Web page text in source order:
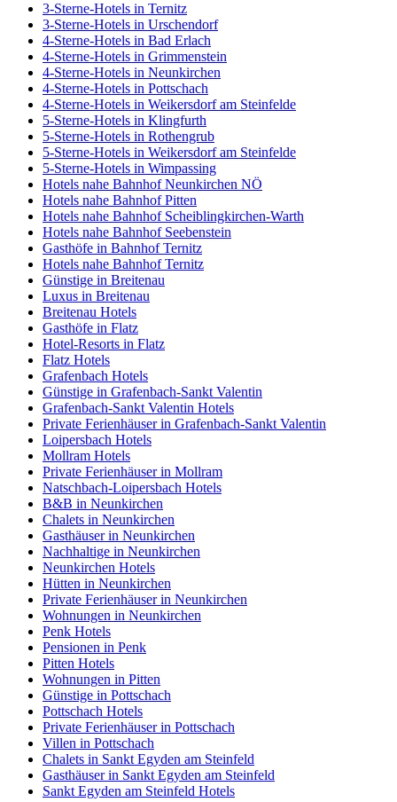
3-Sterne-Hotels in Ternitz
3-Sterne-Hotels in Urschendorf
4-Sterne-Hotels in Bad Erlach
4-Sterne-Hotels in Grimmenstein
4-Sterne-Hotels in Neunkirchen
4-Sterne-Hotels in Pottschach
4-Sterne-Hotels in Weikersdorf am Steinfelde
5-Sterne-Hotels in Klingfurth
5-Sterne-Hotels in Rothengrub
5-Sterne-Hotels in Weikersdorf am Steinfelde
5-Sterne-Hotels in Wimpassing
Hotels nahe Bahnhof Neunkirchen NÖ
Hotels nahe Bahnhof Pitten
Hotels nahe Bahnhof Scheiblingkirchen-Warth
Hotels nahe Bahnhof Seebenstein
Gasthöfe in Bahnhof Ternitz
Hotels nahe Bahnhof Ternitz
Günstige in Breitenau
Luxus in Breitenau
Breitenau Hotels
Gasthöfe in Flatz
Hotel-Resorts in Flatz
Flatz Hotels
Grafenbach Hotels
Günstige in Grafenbach-Sankt Valentin
Grafenbach-Sankt Valentin Hotels
Private Ferienhäuser in Grafenbach-Sankt Valentin
Loipersbach Hotels
Mollram Hotels
Private Ferienhäuser in Mollram
Natschbach-Loipersbach Hotels
B&B in Neunkirchen
Chalets in Neunkirchen
Gasthäuser in Neunkirchen
Nachhaltige in Neunkirchen
Neunkirchen Hotels
Hütten in Neunkirchen
Private Ferienhäuser in Neunkirchen
Wohnungen in Neunkirchen
Penk Hotels
Pensionen in Penk
Pitten Hotels
Wohnungen in Pitten
Günstige in Pottschach
Pottschach Hotels
Private Ferienhäuser in Pottschach
Villen in Pottschach
Chalets in Sankt Egyden am Steinfeld
Gasthäuser in Sankt Egyden am Steinfeld
Sankt Egyden am Steinfeld Hotels